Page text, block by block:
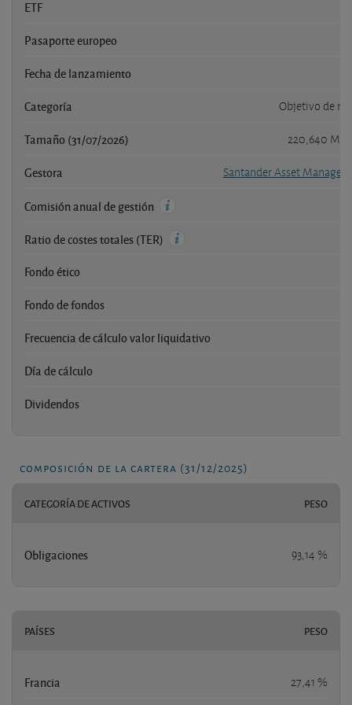
ETF
Pasaporte europeo
Fecha de lanzamiento
Categoría Objetivo de
Tamaño (31/07/2026) 220,640
Gestora Santander Asset
Comisión anual de gestión
Ratio de costes totales (TER)
Fondo ético
Fondo de fondos
Frecuencia de cálculo valor liquidativo
Día de cálculo
Dividendos
composición de la cartera (31/12/2025)
CATEGORÍA DE ACTIVOS PESO
Obligaciones 93,14 %
PAÍSES PESO
Francia 27,41 %